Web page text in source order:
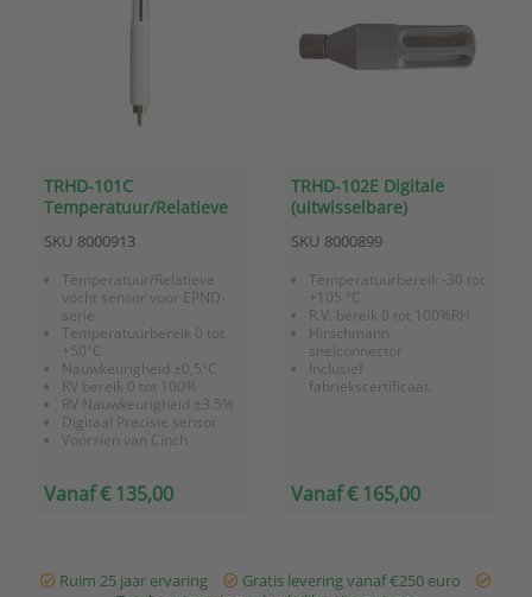
TRHD-101C
Temperatuur/Relatieve
serie (Cinch)
SKU 8000913
Temperatuur/Relatieve
vocht sensor voor EPND-
serie
Temperatuurbereik 0 tot
+50°C
Nauwkeurigheid ±0,5°C
RV bereik 0 tot 100%
RV Nauwkeurigheid ±3.5%
Digitaal Precisie sensor
Voorzien van Cinch
meter
Vanaf € 135,00
TRHD-102E Digitale
(uitwisselbare)
(Hirschmann)
SKU 8000899
Temperatuurbereik -30 tot
+105 °C
R.V. bereik 0 tot 100%RH
Hirschmann
snelconnector
Inclusief
fabriekscertificaat.
Vanaf € 165,00
Ruim 25 jaar ervaring
Gratis levering vanaf €250 euro